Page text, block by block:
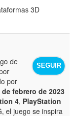
3D
SEGUIR
de
por
de febrero de 2023
4, PlayStation
el juego se inspira